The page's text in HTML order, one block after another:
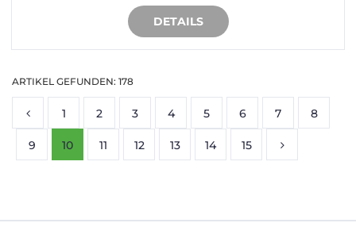
DETAILS
IN DEN WARENKORB
ARTIKEL GEFUNDEN: 178
1 2 3 4 5 6 7 8
9 10 11 12 13 14 15